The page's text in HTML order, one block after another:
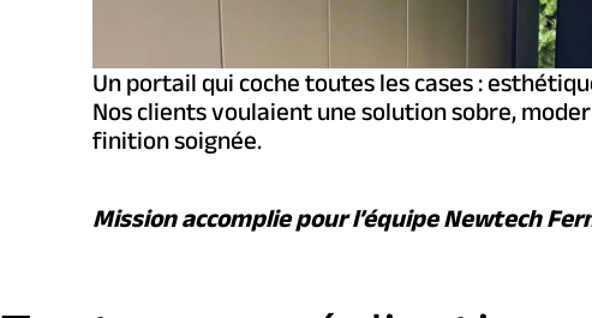
Un portail qui coche toutes les cases :
Nos clients voulaient une solution sobre,
finition soignée.
Mission accomplie pour l’équipe Newtech